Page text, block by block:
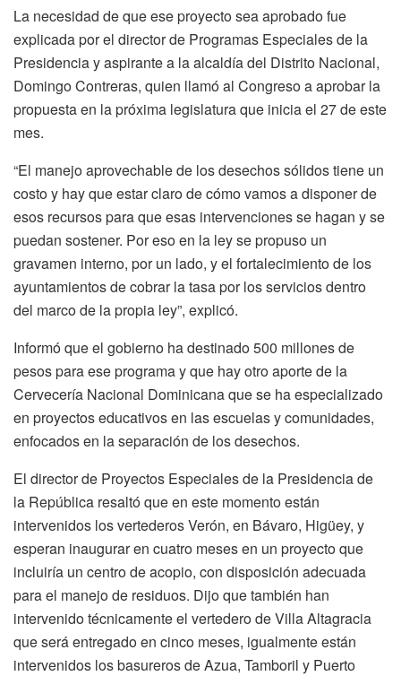
La necesidad de que ese proyecto sea aprobado fue
explicada por el director de Programas Especiales de la
Presidencia y aspirante a la alcaldía del Distrito Nacional,
Domingo Contreras, quien llamó al Congreso a aprobar la
propuesta en la próxima legislatura que inicia el 27 de este
mes.
“El manejo aprovechable de los desechos sólidos tiene un
costo y hay que estar claro de cómo vamos a disponer de
esos recursos para que esas intervenciones se hagan y se
puedan sostener. Por eso en la ley se propuso un
gravamen interno, por un lado, y el fortalecimiento de los
ayuntamientos de cobrar la tasa por los servicios dentro
del marco de la propia ley”, explicó.
Informó que el gobierno ha destinado 500 millones de
pesos para ese programa y que hay otro aporte de la
Cervecería Nacional Dominicana que se ha especializado
en proyectos educativos en las escuelas y comunidades,
enfocados en la separación de los desechos.
El director de Proyectos Especiales de la Presidencia de
la República resaltó que en este momento están
intervenidos los vertederos Verón, en Bávaro, Higüey, y
esperan inaugurar en cuatro meses en un proyecto que
incluiría un centro de acopio, con disposición adecuada
para el manejo de residuos. Dijo que también han
intervenido técnicamente el vertedero de Villa Altagracia
que será entregado en cinco meses, igualmente están
intervenidos los basureros de Azua, Tamboril y Puerto